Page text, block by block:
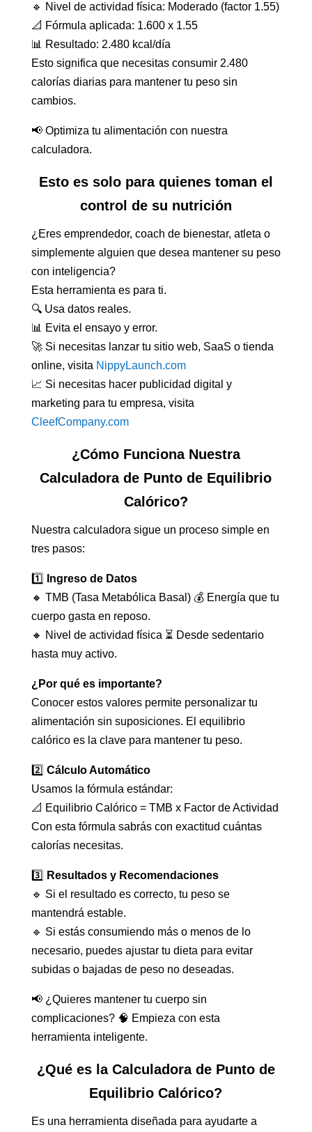
🔹 Nivel de actividad física: Moderado (factor 1.55)
📐 Fórmula aplicada: 1.600 x 1.55
📊 Resultado: 2.480 kcal/día
Esto significa que necesitas consumir 2.480
calorías diarias para mantener tu peso sin
cambios.
📢 Optimiza tu alimentación con nuestra
calculadora.
Esto es solo para quienes toman el
control de su nutrición
¿Eres emprendedor, coach de bienestar, atleta o
simplemente alguien que desea mantener su peso
con inteligencia?
Esta herramienta es para ti.
🔍 Usa datos reales.
📊 Evita el ensayo y error.
🚀 Si necesitas lanzar tu sitio web, SaaS o tienda
online, visita NippyLaunch.com
📈 Si necesitas hacer publicidad digital y
marketing para tu empresa, visita
CleefCompany.com
¿Cómo Funciona Nuestra
Calculadora de Punto de Equilibrio
Calórico?
Nuestra calculadora sigue un proceso simple en
tres pasos:
1️⃣
Ingreso de Datos
🔸 TMB (Tasa Metabólica Basal) 💰 Energía que tu
cuerpo gasta en reposo.
🔸 Nivel de actividad física ⏳ Desde sedentario
hasta muy activo.
¿Por qué es importante?
Conocer estos valores permite personalizar tu
alimentación sin suposiciones. El equilibrio
calórico es la clave para mantener tu peso.
2️⃣ Cálculo Automático
Usamos la fórmula estándar:
📐 Equilibrio Calórico = TMB x Factor de Actividad
Con esta fórmula sabrás con exactitud cuántas
calorías necesitas.
3️⃣ Resultados y Recomendaciones
🔹 Si el resultado es correcto, tu peso se
mantendrá estable.
🔹 Si estás consumiendo más o menos de lo
necesario, puedes ajustar tu dieta para evitar
subidas o bajadas de peso no deseadas.
📢 ¿Quieres mantener tu cuerpo sin
complicaciones? 🧠 Empieza con esta
herramienta inteligente.
¿Qué es la Calculadora de Punto de
Equilibrio Calórico?
Es una herramienta diseñada para ayudarte a